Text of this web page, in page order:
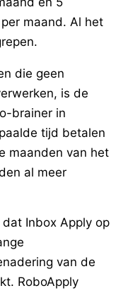
maand. Al het
die geen
is de
brainer in
tijd betalen
maanden van het
al meer
Inbox Apply op
van de
RoboApply